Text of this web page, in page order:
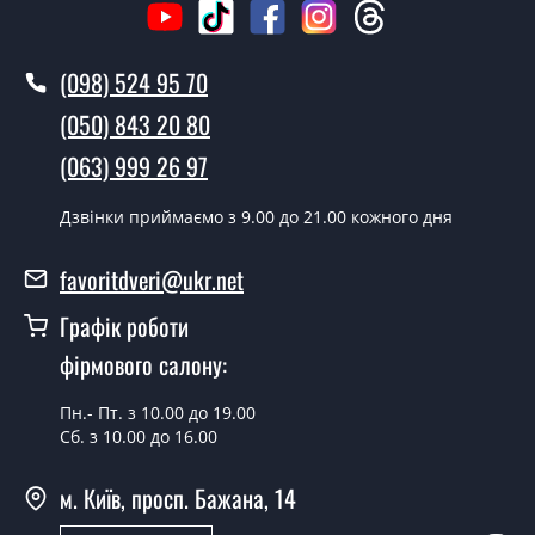
Як швидко можете встановити двері
У той самий день протягом кількох годин, за умови
наявності їх на складі, чи наступного дня.
Чи можна на сьогодні викликати
замірника?
Так, ми маємо великий асортимент готових вхідних
дверей.
Яка вартість найдешевших вхідних
Від 5200 грн.
(098) 524 95 70
(050) 843 20 80
(063) 999 26 97
Дзвінки приймаємо з 9.00 до 21.00 кожного дня
favoritdveri@ukr.net
Графік роботи
фірмового салону:
Пн.- Пт. з 10.00 до 19.00
Сб. з 10.00 до 16.00
м. Київ, просп. Бажана, 14